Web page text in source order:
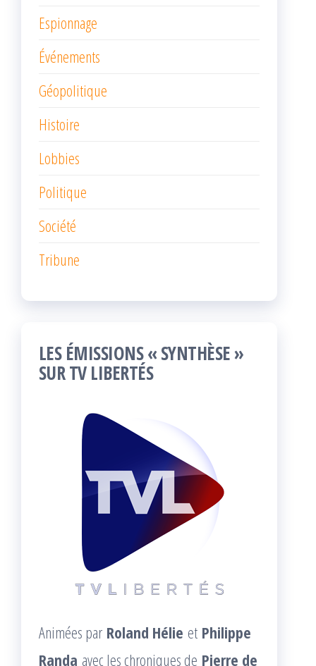
Espionnage
Événements
Géopolitique
Histoire
Lobbies
Politique
Société
Tribune
LES ÉMISSIONS « SYNTHÈSE »
SUR TV LIBERTÉS
Animées par Roland Hélie et Philippe
Randa avec les chroniques de Pierre de